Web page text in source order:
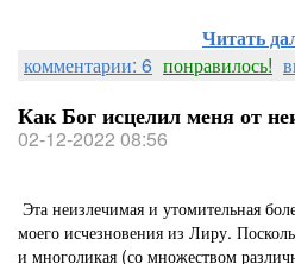
Читать
комментарии: 6 понравилось!
Как Бог исцелил меня от
02-12-2022 08:56
Эта неизлечимая и утомительная
моего исчезновения из Лиру.
и многоликая (со множеством